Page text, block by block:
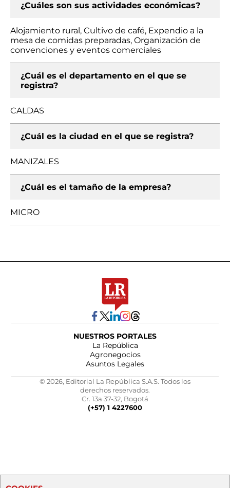
¿Cuáles son sus actividades económicas?
Alojamiento rural, Cultivo de café, Expendio a la
mesa de comidas preparadas, Organización de
convenciones y eventos comerciales
¿Cuál es el departamento en el que se
registra?
CALDAS
¿Cuál es la ciudad en el que se registra?
MANIZALES
¿Cuál es el tamaño de la empresa?
MICRO
NUESTROS PORTALES
La República
Agronegocios
Asuntos Legales
© 2026, Editorial La República S.A.S. Todos los
derechos reservados.
Cr. 13a 37-32, Bogotá
(+57) 1 4227600